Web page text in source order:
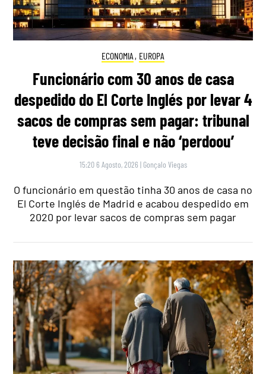
ECONOMIA , EUROPA
Funcionário com 30 anos de casa
despedido do El Corte Inglés por levar 4
sacos de compras sem pagar: tribunal
teve decisão final e não ‘perdoou’
15:20 6 Agosto, 2026 | Gonçalo Viegas
O funcionário em questão tinha 30 anos de casa no
El Corte Inglés de Madrid e acabou despedido em
2020 por levar sacos de compras sem pagar